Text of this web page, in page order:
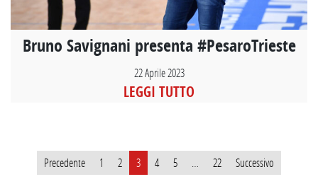
Bruno Savignani presenta #PesaroTrieste
22 Aprile 2023
LEGGI TUTTO
Paginazione
Precedente 1 2 3 4 5 22 Successivo